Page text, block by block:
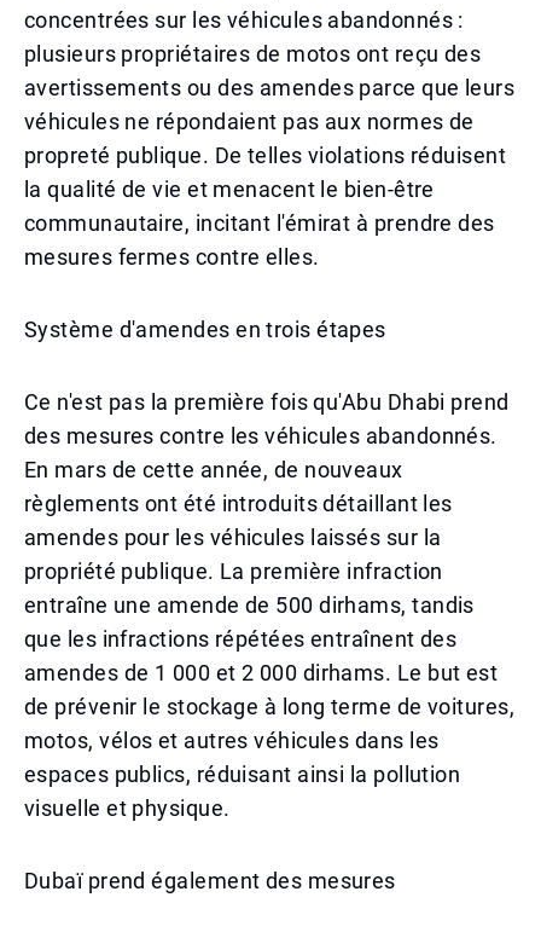
concentrées sur les véhicules abandonnés :
plusieurs propriétaires de motos ont reçu des
avertissements ou des amendes parce que leurs
véhicules ne répondaient pas aux normes de
propreté publique. De telles violations réduisent
la qualité de vie et menacent le bien-être
communautaire, incitant l'émirat à prendre des
mesures fermes contre elles.
Système d'amendes en trois étapes
Ce n'est pas la première fois qu'Abu Dhabi prend
des mesures contre les véhicules abandonnés.
En mars de cette année, de nouveaux
règlements ont été introduits détaillant les
amendes pour les véhicules laissés sur la
propriété publique. La première infraction
entraîne une amende de 500 dirhams, tandis
que les infractions répétées entraînent des
amendes de 1 000 et 2 000 dirhams. Le but est
de prévenir le stockage à long terme de voitures,
motos, vélos et autres véhicules dans les
espaces publics, réduisant ainsi la pollution
visuelle et physique.
Dubaï prend également des mesures